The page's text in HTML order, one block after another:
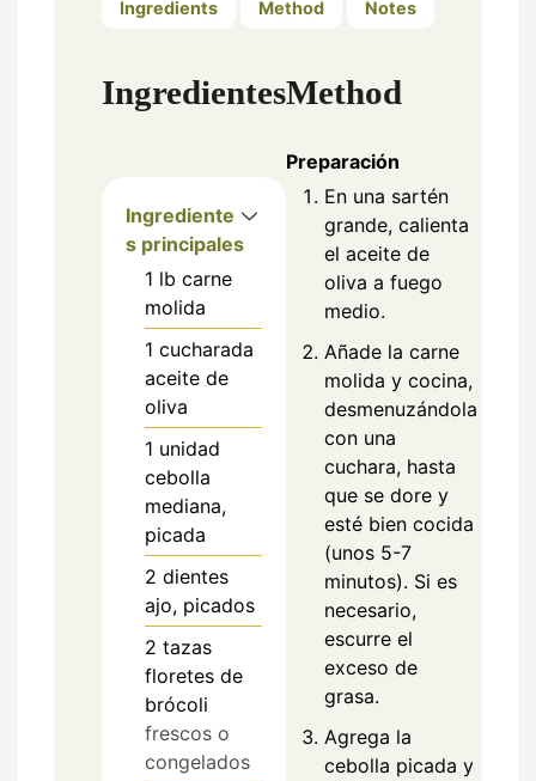
Ingredients Method Notes
Ingredientes
Ingrediente
s principales
1 lb carne
molida
1 cucharada
aceite de
oliva
1 unidad
cebolla
mediana,
picada
2 dientes
ajo, picados
2 tazas
floretes de
brócoli
frescos o
congelados
Method
Preparación
En una sartén
grande, calienta
el aceite de
oliva a fuego
medio.
Añade la carne
molida y cocina,
desmenuzándola
con una
cuchara, hasta
que se dore y
esté bien cocida
(unos 5-7
minutos). Si es
necesario,
escurre el
exceso de
grasa.
Agrega la
cebolla picada y